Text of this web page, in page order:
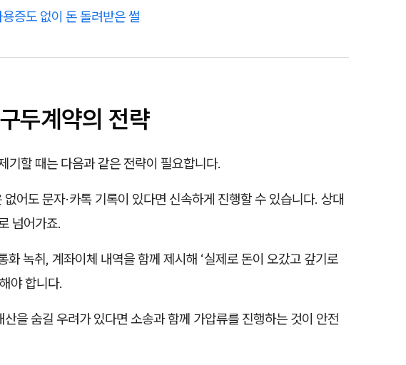
증도 없이 돈 돌려받은 썰
두계약의 전략
기할 때는 다음과 같은 전략이 필요합니다.
없어도 문자·카톡 기록이 있다면 신속하게 진행할 수 있습니다. 상대
넘어가죠.
화 녹취, 계좌이체 내역을 함께 제시해 ‘실제로 돈이 오갔고 갚기로
야 합니다.
산을 숨길 우려가 있다면 소송과 함께 가압류를 진행하는 것이 안전